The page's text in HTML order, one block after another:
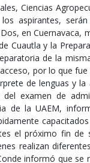
Ciencias
aspirantes,
en Cuernavaca,
Cuautla y la
de la
por lo que
de lenguas y
examen de
de la UAEM,
el próximo fin de
realizan
informó que se